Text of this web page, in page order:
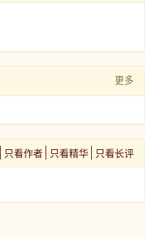
更多
只看作者 只看精华 只看长评